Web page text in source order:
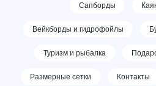
Сапборды
Вейкборды и гидрофойлы
Туризм и рыбалка
Размерные сетки Контакты